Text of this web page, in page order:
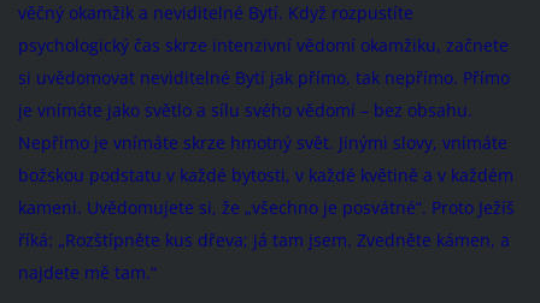
věčný okamžik a neviditelné Bytí. Když rozpustíte
psychologický čas skrze intenzivní vědomí okamžiku, začnete
si uvědomovat neviditelné Bytí jak přímo, tak nepřímo. Přímo
je vnímáte jako světlo a sílu svého vědomí – bez obsahu.
Nepřímo je vnímáte skrze hmotný svět. Jinými slovy, vnímáte
božskou podstatu v každé bytosti, v každé květině a v každém
kameni. Uvědomujete si, že „všechno je posvátné“. Proto Ježíš
říká: „Rozštípněte kus dřeva; já tam jsem. Zvedněte kámen, a
najdete mě tam.“